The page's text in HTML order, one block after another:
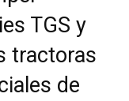
TGS y
tractoras
de